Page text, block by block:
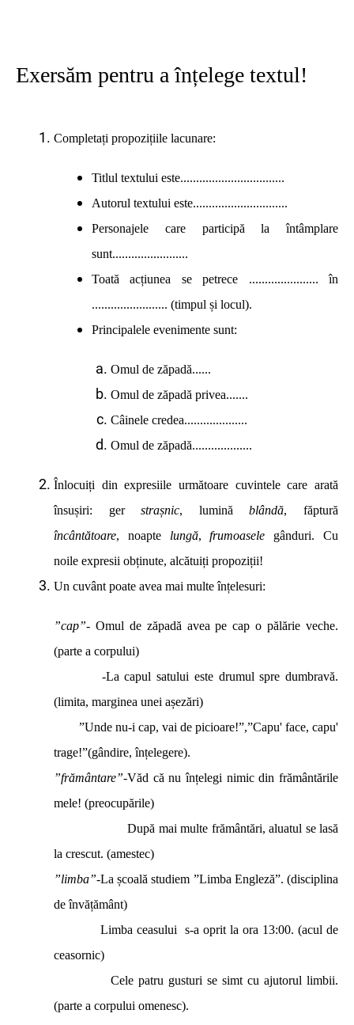
Exersăm pentru a înțelege textul!
Completați propozițiile lacunare:
Titlul textului este.................................
Autorul textului este..............................
Personajele care participă la întâmplare
sunt........................
Toată acțiunea se petrece ...................... în
........................ (timpul și locul).
Principalele evenimente sunt:
Omul de zăpadă......
Omul de zăpadă privea.......
Câinele credea....................
Omul de zăpadă...................
Înlocuiți din expresiile următoare cuvintele care arată
însușiri: gerstrașnic, luminăblândă, făptură
încântătoare, noapte lungă,frumoasele gânduri. Cu
noile expresii obținute, alcătuiți propoziții!
Un cuvânt poate avea mai multe înțelesuri:
”cap”- Omul de zăpadă avea pe cap o pălărie veche.
(parte a corpului)
-La capul satului este drumul spre dumbravă.
(limita, marginea unei așezări)
”Unde nu-i cap, vai de picioare!”,”Capu' face, capu'
trage!”(gândire, înțelegere).
”frământare”-Văd că nu înțelegi nimic din frământările
mele! (preocupările)
După mai multe frământări, aluatul se lasă
la crescut. (amestec)
”limba”-La școală studiem ”Limba Engleză”. (disciplina
de învățământ)
Limba ceasului s-a oprit la ora 13:00. (acul de
ceasornic)
Cele patru gusturi se simt cu ajutorul limbii.
(parte a corpului omenesc).